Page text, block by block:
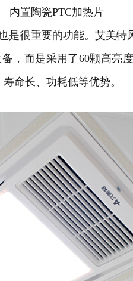
内置陶瓷PTC加热片
很重要的功能。艾美特
，而是采用了60颗高亮
命长、功耗低等优势。